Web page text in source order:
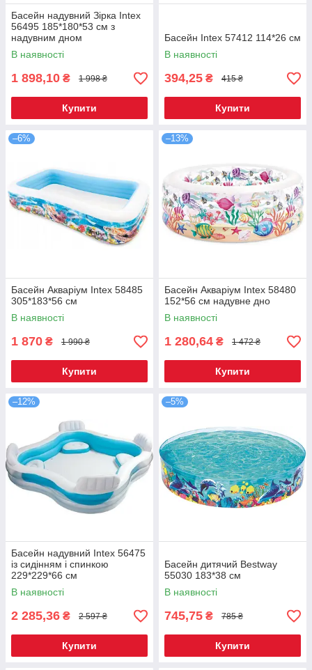
Басейн надувний Зірка Intex
56495 185*180*53 см з
надувним дном
В наявності
1 898,10 ₴ 1 998 ₴
Купити
Басейн Intex 57412 114*26 см
В наявності
394,25 ₴ 415 ₴
Купити
–6%
Басейн Акваріум Intex 58485
305*183*56 см
В наявності
1 870 ₴ 1 990 ₴
Купити
–13%
Басейн Акваріум Intex 58480
152*56 см надувне дно
В наявності
1 280,64 ₴ 1 472 ₴
Купити
–12%
Басейн надувний Intex 56475
із сидінням і спинкою
229*229*66 см
В наявності
2 285,36 ₴ 2 597 ₴
Купити
–5%
Басейн дитячий Bestway
55030 183*38 см
В наявності
745,75 ₴ 785 ₴
Купити